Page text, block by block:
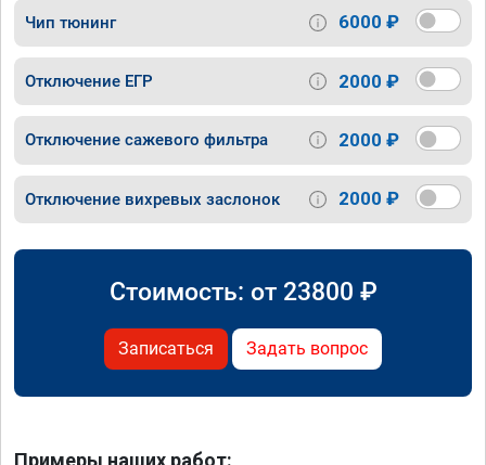
Чип тюнинг 6000 ₽
Отключение ЕГР 2000 ₽
Отключение сажевого фильтра 2000 ₽
Отключение вихревых заслонок 2000 ₽
Стоимость: от 23800 ₽
Записаться Задать вопрос
Примеры наших работ: